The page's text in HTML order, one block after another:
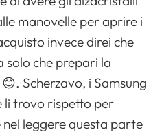
manovelle per aprire i
invece direi che
solo che prepari la
Scherzavo, i Samsung
li trovo rispetto per
nel leggere questa parte